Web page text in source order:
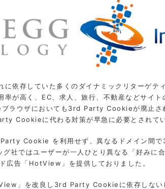
存していた多くのダイナミックリターゲテ
が高く、EC、求人、旅行、不動産などサイ
ラウザにおいても3rd Party Cookieが廃止さ
Cookieに代わる対策が早急に必要とされてい
Cookie を利用せず、異なるドメイン間
社ではユーザーが一人ひとり異なる「好みに
広告「HotView」を提供しておりました。
」を改良し3rd Party Cookieに依存しない